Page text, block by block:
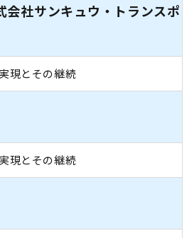
会社サンキュウ・トランスポ
現とその継続
現とその継続